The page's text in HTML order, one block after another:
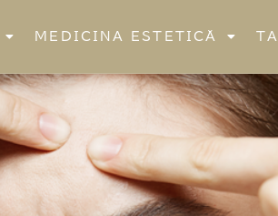
MEDICINA ESTETICĂ